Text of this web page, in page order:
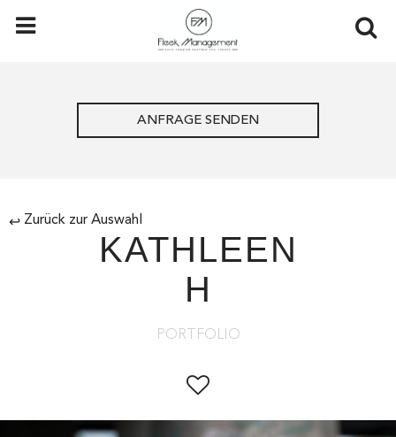
ANFRAGE SENDEN
↩ Zurück zur Auswahl
KATHLEEN
H
PORTFOLIO